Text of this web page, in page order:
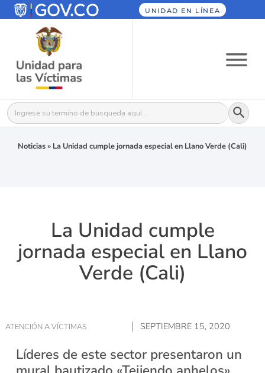
UNIDAD EN LÍNEA
Buscar: Botón
Noticias» La Unidad cumple jornada especial en Llano Verde (Cali)
La Unidad cumple
jornada especial en Llano
Verde (Cali)
ATENCIÓN A VÍCTIMAS SEPTIEMBRE 15, 2020
Líderes de este sector presentaron un